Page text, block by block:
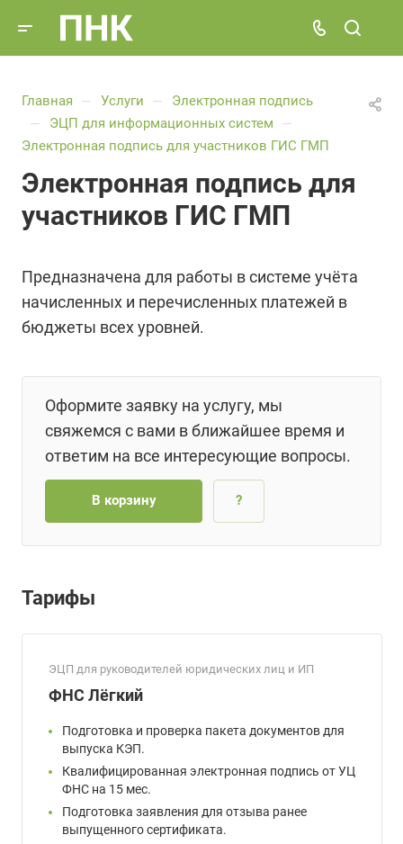
Главная — Услуги —
Электронная подпись
—
ЭЦП для информационных систем
—
Электронная подпись для участников ГИС ГМП
Электронная подпись для
участников ГИС ГМП
Предназначена для работы в системе учёта
начисленных и перечисленных платежей в
бюджеты всех уровней.
Оформите заявку на услугу, мы
свяжемся с вами в ближайшее время и
ответим на все интересующие вопросы.
В корзину ?
Тарифы
ЭЦП для руководителей юридических лиц и ИП
ФНС Лёгкий
Подготовка и проверка пакета документов для
выпуска КЭП.
Квалифицированная электронная подпись от УЦ
ФНС на 15 мес.
Подготовка заявления для отзыва ранее
выпущенного сертификата.